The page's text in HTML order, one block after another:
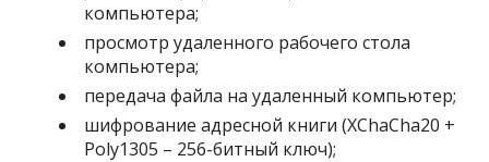
компьютера;
просмотр удаленного рабочего стола
компьютера;
передача файла на удаленный компьютер;
шифрование адресной книги (XChaCha20 +
Poly1305 – 256-битный ключ);